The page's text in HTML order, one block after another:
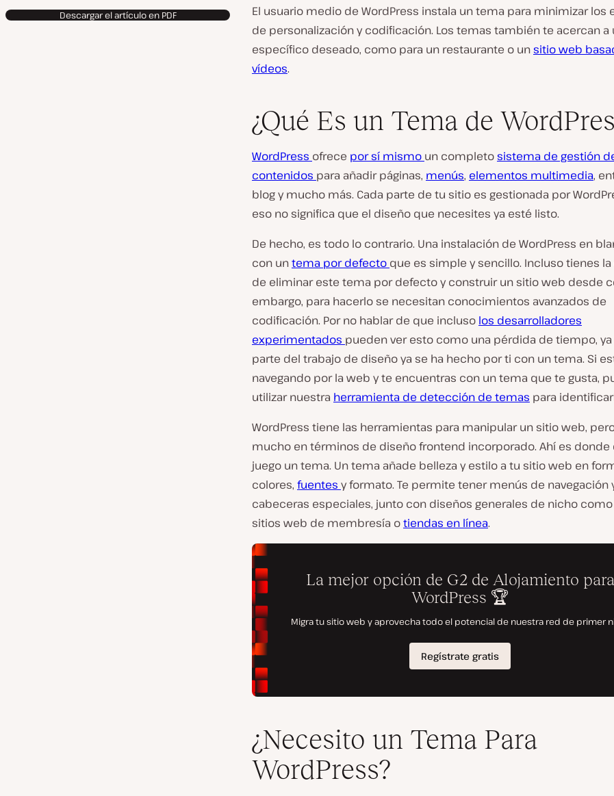
Descargar el artículo en PDF
El usuario medio de WordPress instala un tema para minimizar los
de personalización y codificación. Los temas también te acercan a
específico deseado, como para un restaurante o unsitio web
vídeos.
¿Qué Es un Tema de
WordPress ofrece por sí mismo un completosistema de gestión
contenidos para añadir páginas, menús, elementos multimedia,
blog y mucho más. Cada parte de tu sitio es gestionada por
eso no significa que el diseño que necesites ya esté listo.
De hecho, es todo lo contrario. Una instalación de WordPress en
con untema por defecto que es simple y sencillo. Incluso tienes
de eliminar este tema por defecto y construir un sitio web desde
embargo, para hacerlo se necesitan conocimientos avanzados de
codificación. Por no hablar de que incluso los desarrolladores
experimentados pueden ver esto como una pérdida de tiempo,
parte del trabajo de diseño ya se ha hecho por ti con un tema. Si
navegando por la web y te encuentras con un tema que te gusta,
utilizar nuestra herramienta de detección de temas para
WordPress tiene las herramientas para manipular un sitio web,
mucho en términos de diseño frontend incorporado. Ahí es donde
juego un tema. Un tema añade belleza y estilo a tu sitio web en
colores, fuentes y formato. Te permite tener menús de navegación
cabeceras especiales, junto con diseños generales de nicho
sitios web de membresía otiendas en línea.
¿Necesito un Tema Para
WordPress?